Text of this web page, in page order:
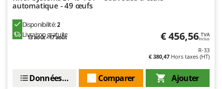
automatique - 49 œufs
Disponibilité:2
Livraison gratuite
13 août - 17 août € 456,56 TVA
Inclus
R-33
€ 380,47 Hors taxes (HT)
Ajouter
Comparer
Données techniques